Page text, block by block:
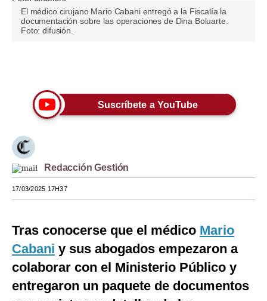
Blogs
Viajes
Estilos
Mundo
España
Internacional
Tecnología
El médico cirujano Mario Cabani entregó a la Fiscalía la
documentación sobre las operaciones de Dina Boluarte.
Foto: difusión.
Suscríbete a YouTube
Redacción Gestión
17/03/2025 17H37
Tras conocerse que el médico Mario
Cabani y sus abogados empezaron a
colaborar con el Ministerio Público y
entregaron un paquete de documentos